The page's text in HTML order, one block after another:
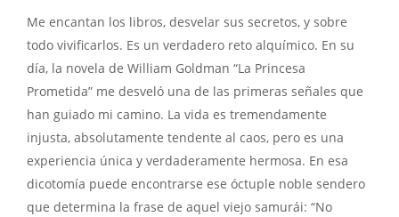
Me encantan los libros, desvelar sus secretos, y sobre
todo vivificarlos. Es un verdadero reto alquímico. En su
día, la novela de William Goldman “La Princesa
Prometida” me desveló una de las primeras señales que
han guiado mi camino. La vida es tremendamente
injusta, absolutamente tendente al caos, pero es una
experiencia única y verdaderamente hermosa. En esa
dicotomía puede encontrarse ese óctuple noble sendero
que determina la frase de aquel viejo samurái: “No